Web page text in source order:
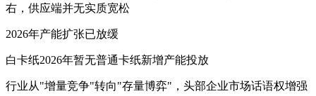
右，供应端并无实质宽松
2026年产能扩张已放缓
白卡纸2026年暂无普通卡纸新增产能投放
行业从"增量竞争"转向"存量博弈"，头部企业市场话语权增强